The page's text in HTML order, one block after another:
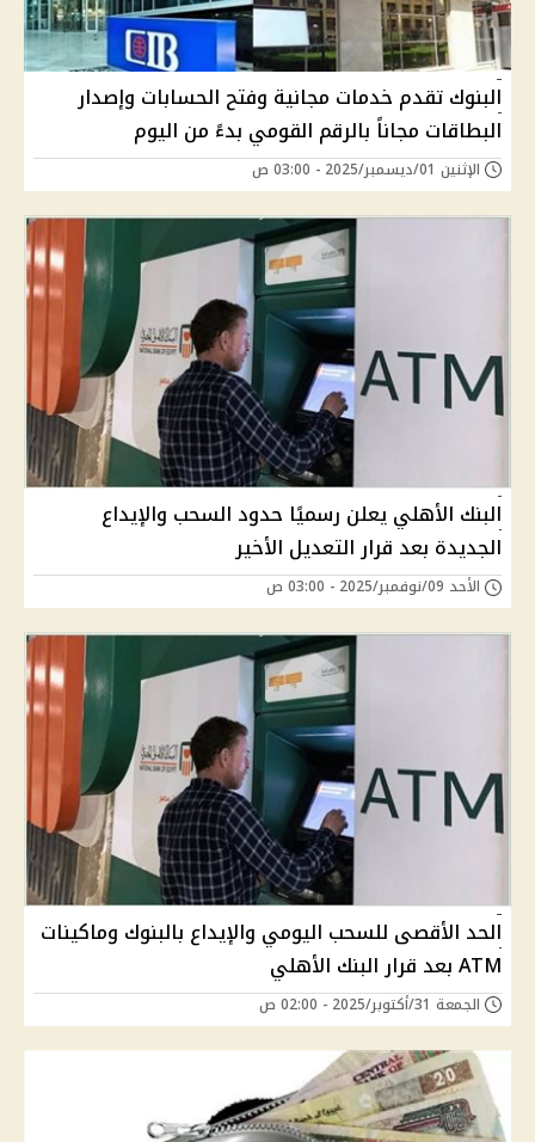
البنوك تقدم خدمات مجانية وفتح الحسابات وإصدار
البطاقات مجاناً بالرقم القومي بدءً من اليوم
الإثنين 01/ديسمبر/2025 - 03:00 ص
البنك الأهلي يعلن رسميًا حدود السحب والإيداع
الجديدة بعد قرار التعديل الأخير
الأحد 09/نوفمبر/2025 - 03:00 ص
الحد الأقصى للسحب اليومي والإيداع بالبنوك وماكينات
ATM بعد قرار البنك الأهلي
الجمعة 31/أكتوبر/2025 - 02:00 ص